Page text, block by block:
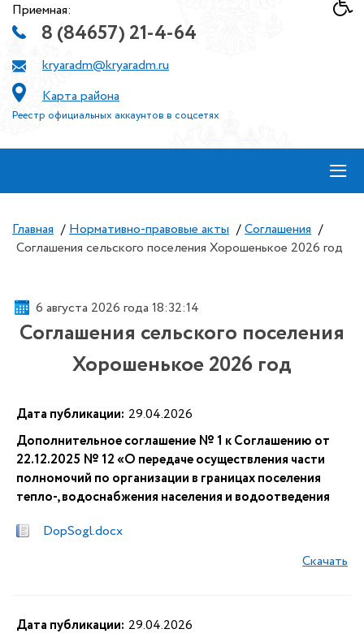
Приемная:
8 (84657) 21-4-64
kryaradm@kryaradm.ru
Карта района
Реестр официальных аккаунтов в соцсетях
≡
Главная / Нормативно-правовые акты / Соглашения /
Соглашения сельского поселения Хорошенькое 2026 год
6 августа 2026 года 18:32:14
Соглашения сельского поселения
Хорошенькое 2026 год
Дата публикации: 29.04.2026
Дополнительное соглашение № 1 к Соглашению от
22.12.2025 № 12 «О передаче осуществления части
полномочий по организации в границах поселения
тепло-, водоснабжения населения и водоотведения
DopSogl.docx
Скачать
Дата публикации: 29.04.2026